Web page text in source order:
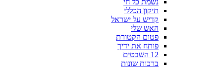
תיקון הכללי
קדיש על ישראל
האש שלי
פטום הקטורת
פותח את ידיך
12 השבטים
ברכות שונות